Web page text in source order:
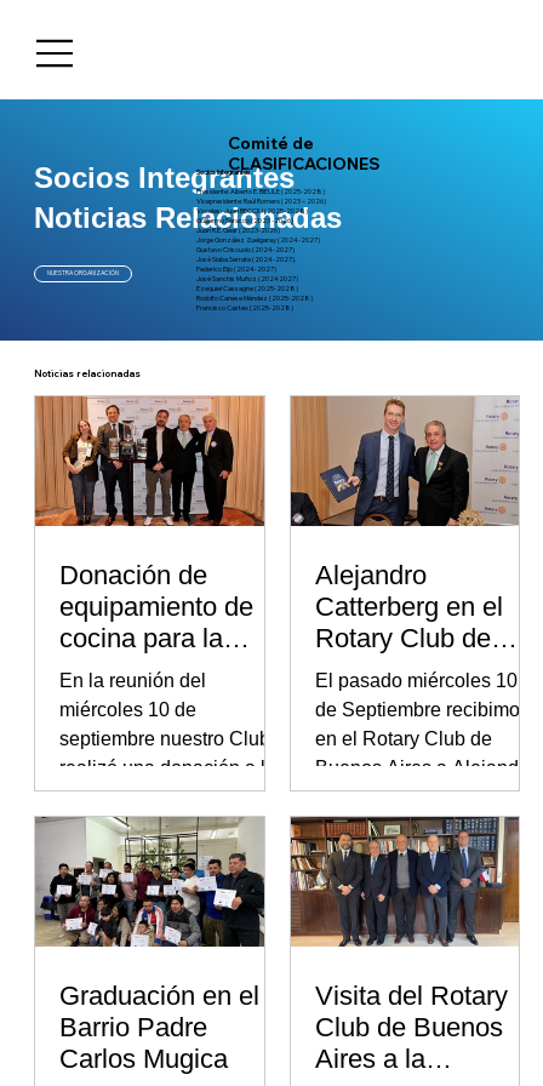
Comité de
CLASIFICACIONES
Socios Integrantes
Noticias Relacionadas
Socios Integrantes
Presidente: Alberto E. BIEULE (2025-2028)
Vicepresidente: Raúl Romero (2023 – 2026)
Vocales: Juan BECCIU (2025-2028)
Guillermo Saracco (2023 -2026)
Juan R.E. Gear (2023-2026)
Jorge González Zuelgaray (2024-2027)
Gustavo Criscuolo (2024-2027)
José Siaba Serrate (2024-2027).
Federico Eijo (2024-2027)
José Sanchis Muñoz (20242027)
Ezequiel Cassagne (2025-2028)
Rodolfo Canese Méndez (2025-2028)
Francisco Castex (2025-2028)
NUESTRA ORGANIZACIÓN
Noticias relacionadas
Donación de
equipamiento de
cocina para la
Asociación Baderej
En la reunión del
miércoles 10 de
septiembre nuestro Club
realizó una donación a la
Asociación BADEREJ,
destinada a fortalecer los
talleres que la institución
dicta para jóvenes y
adultos con Trastorno del
Espectro Autista (TEA).
Alejandro
Catterberg en el
Rotary Club de
Buenos Aires
El pasado miércoles 10
de Septiembre recibimos
en el Rotary Club de
Buenos Aires a Alejandro
Catterberg, quien
compartió con los
presentes su disertación:
“ANÁLISIS DE LA
SITUACIÓN POLÍTICA
ELECTORAL CAMINO A
Graduación en el
Barrio Padre
Carlos Mugica
Visita del Rotary
Club de Buenos
Aires a la